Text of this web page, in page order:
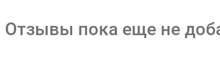
Отзывы пока еще не